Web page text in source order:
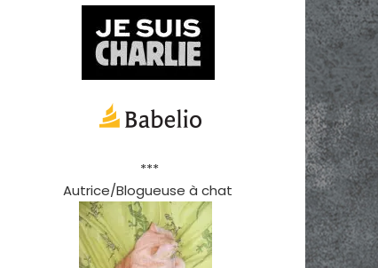
***
Autrice/Blogueuse à chat